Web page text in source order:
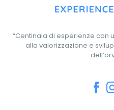
“Centinaia di esperienze con
alla valorizzazione e